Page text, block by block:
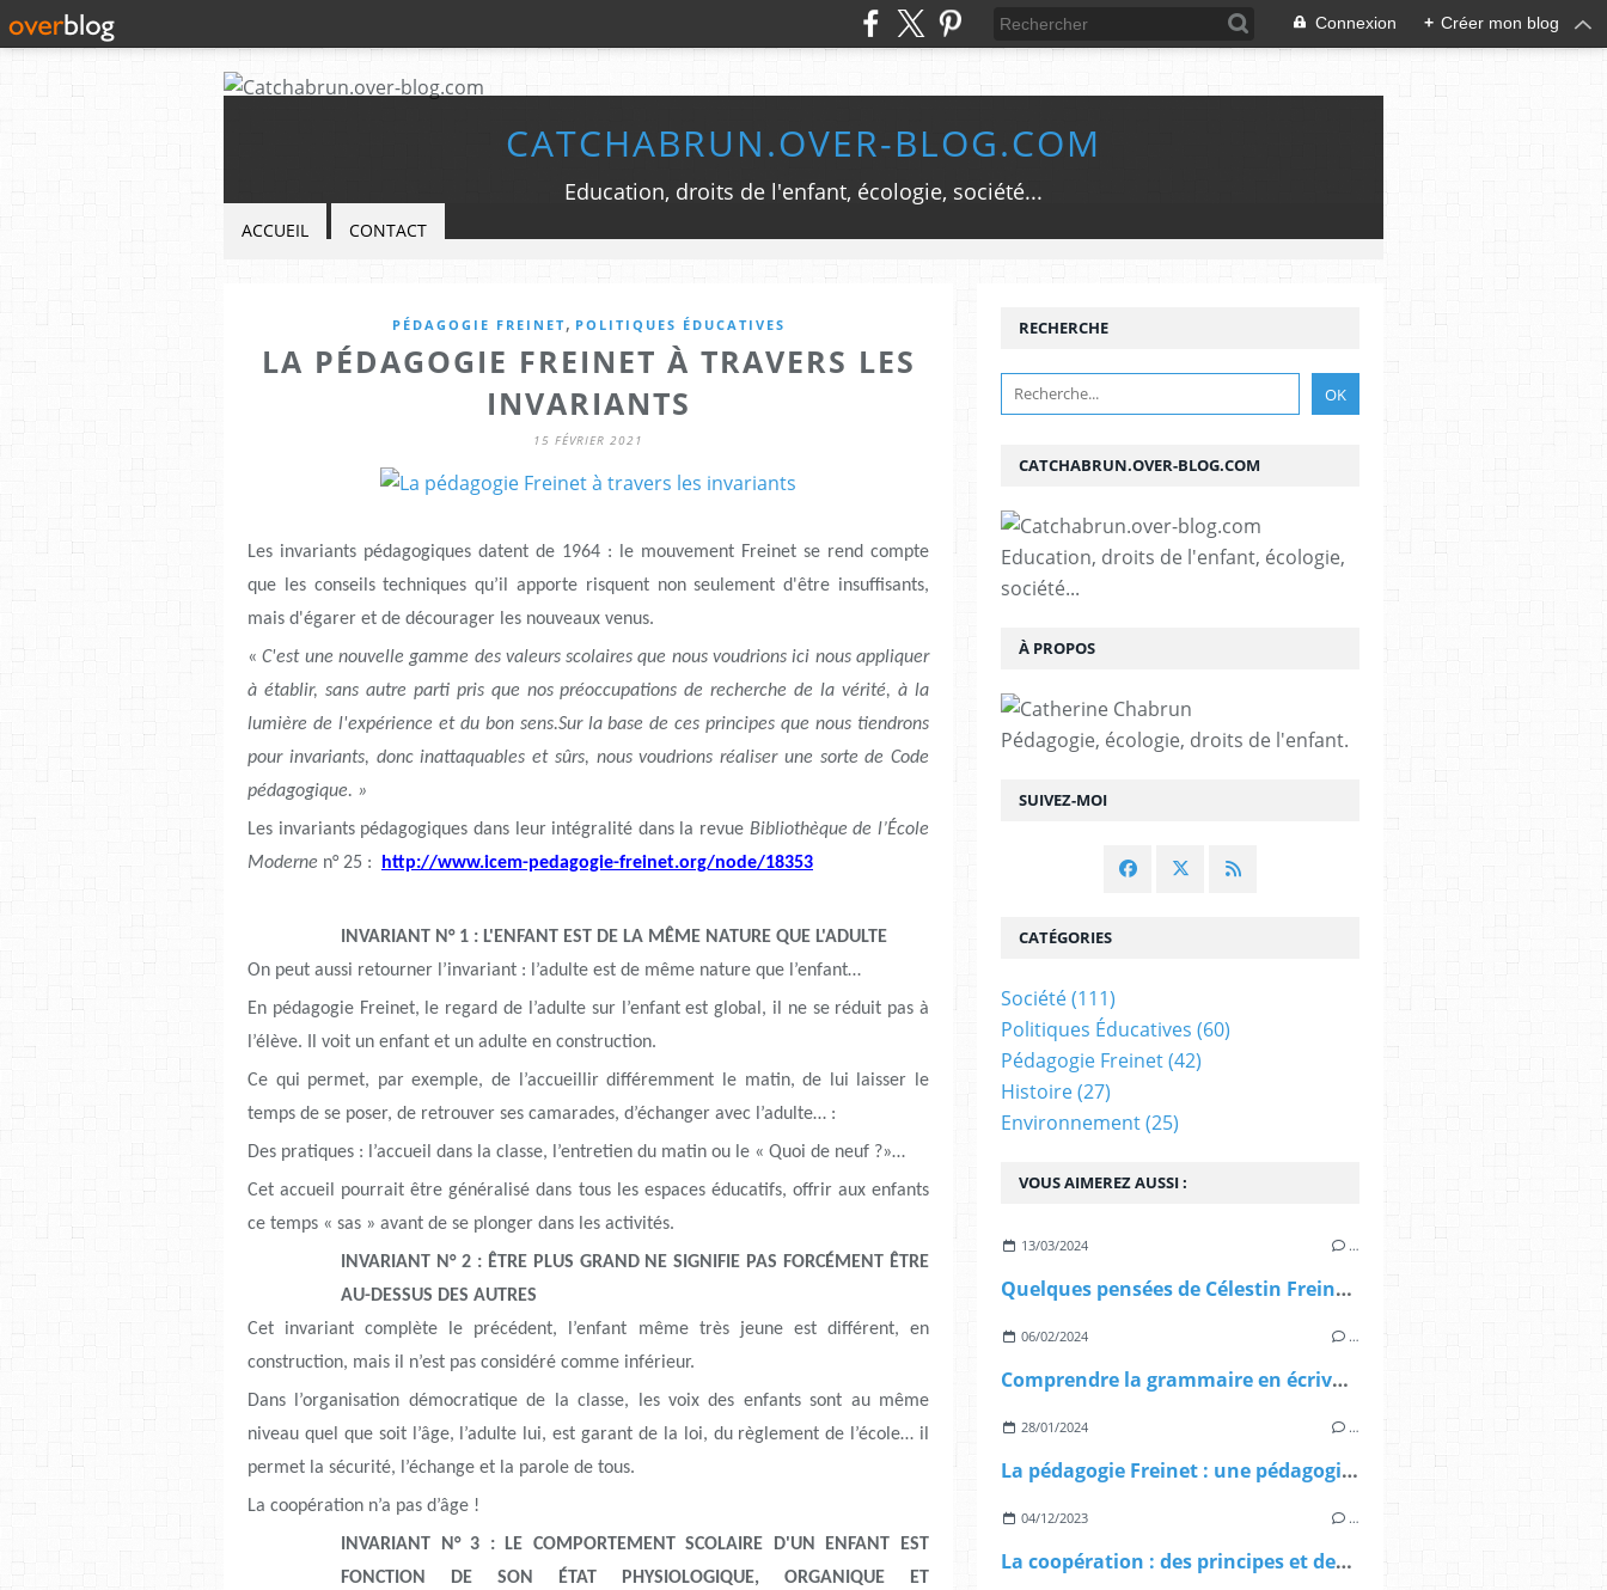
Connexion + Créer mon blog
CATCHABRUN.OVER-BLOG.COM
Education, droits de l'enfant, écologie, société...
ACCUEIL CONTACT
PÉDAGOGIE FREINET, POLITIQUES ÉDUCATIVES
LA PÉDAGOGIE FREINET À TRAVERS LES
INVARIANTS
15 FÉVRIER 2021
Les invariants pédagogiques datent de 1964 : le mouvement Freinet se rend compte
que les conseils techniques qu’il apporte risquent non seulement d'être insuffisants,
mais d'égarer et de décourager les nouveaux venus.
«C'est une nouvelle gamme des valeurs scolaires que nous voudrions ici nous appliquer
à établir, sans autre parti pris que nos préoccupations de recherche de la vérité, à la
lumière de l'expérience et du bon sens.Sur la base de ces principes que nous tiendrons
pour invariants, donc inattaquables et sûrs, nous voudrions réaliser une sorte de Code
pédagogique. »
Les invariants pédagogiques dans leur intégralité dans la revue Bibliothèque de l’École
Moderne n° 25 : http://www.icem-pedagogie-freinet.org/node/18353
INVARIANT N° 1 : L'ENFANT EST DE LA MÊME NATURE QUE L'ADULTE
On peut aussi retourner l’invariant : l’adulte est de même nature que l’enfant…
En pédagogie Freinet, le regard de l’adulte sur l’enfant est global, il ne se réduit pas à
l’élève. Il voit un enfant et un adulte en construction.
Ce qui permet, par exemple, de l’accueillir différemment le matin, de lui laisser le
temps de se poser, de retrouver ses camarades, d’échanger avec l’adulte… :
Des pratiques : l’accueil dans la classe, l’entretien du matin ou le « Quoi de neuf ?»…
Cet accueil pourrait être généralisé dans tous les espaces éducatifs, offrir aux enfants
ce temps « sas » avant de se plonger dans les activités.
INVARIANT N° 2 : ÊTRE PLUS GRAND NE SIGNIFIE PAS FORCÉMENT ÊTRE
AU-DESSUS DES AUTRES
Cet invariant complète le précédent, l’enfant même très jeune est différent, en
construction, mais il n’est pas considéré comme inférieur.
Dans l’organisation démocratique de la classe, les voix des enfants sont au même
niveau quel que soit l’âge, l’adulte lui, est garant de la loi, du règlement de l’école… il
permet la sécurité, l’échange et la parole de tous.
La coopération n’a pas d’âge !
INVARIANT N° 3 : LE COMPORTEMENT SCOLAIRE D'UN ENFANT EST
FONCTION DE SON ÉTAT PHYSIOLOGIQUE, ORGANIQUE ET
SUIVEZ-MOI
RECHERCHE
CATCHABRUN.OVER-BLOG.COM
Education, droits de l'enfant, écologie,
société...
À PROPOS
Pédagogie, écologie, droits de l'enfant.
VOUS AIMEREZ AUSSI :
13/03/2024 …
Quelques pensées de Célestin Freinet sur Maria Montessori
06/02/2024 …
Comprendre la grammaire en écrivant
28/01/2024 …
La pédagogie Freinet : une pédagogie émancipatrice pour tous les enfants
04/12/2023 …
La coopération : des principes et des pratiques
CATÉGORIES
Société(111)
Politiques Éducatives (60)
Pédagogie Freinet(42)
Histoire(27)
Environnement(25)